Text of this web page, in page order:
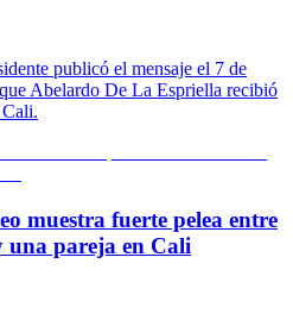
publicó el mensaje el 7 de
Abelardo De La Espriella recibió
muestra fuerte pelea entre
una pareja en Cali